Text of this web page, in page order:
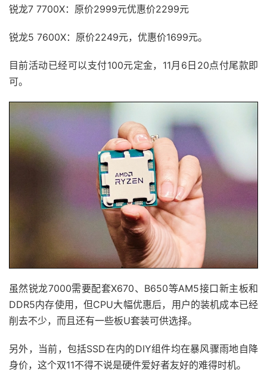
锐龙7 7700X：原价2999元优惠价2299元
锐龙5 7600X：原价2249元，优惠价1699元。
目前活动已经可以支付100元定金，11月6日20点付尾款即
可。
虽然锐龙7000需要配套X670、B650等AM5接口新主板和
DDR5内存使用，但CPU大幅优惠后，用户的装机成本已经
削去不少，而且还有一些板U套装可供选择。
另外，当前，包括SSD在内的DIY组件均在暴风骤雨地自降
身价，这个双11不得不说是硬件爱好者友好的难得时机。